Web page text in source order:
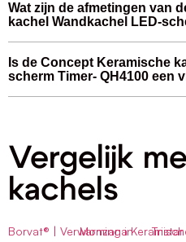
Wat zijn de afmetingen van
kachel Wandkachel LED-
Is de Concept Keramische
scherm Timer- QH4100 een
Vergelijk
kachels
Borvat® | Verwarming in
Monzana